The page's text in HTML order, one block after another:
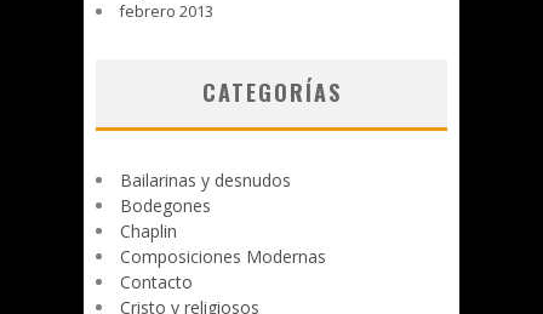
febrero 2013
CATEGORÍAS
Bailarinas y desnudos
Bodegones
Chaplin
Composiciones Modernas
Contacto
Cristo y religiosos